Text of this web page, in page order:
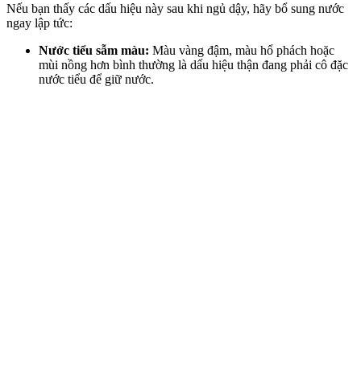
Nếu bạn thấy các dấu hiệu này sau khi ngủ dậy, hãy bổ sung nước
ngay lập tức:
Nước tiểu sẫm màu: Màu vàng đậm, màu hổ phách hoặc
mùi nồng hơn bình thường là dấu hiệu thận đang phải cô đặc
nước tiểu để giữ nước.